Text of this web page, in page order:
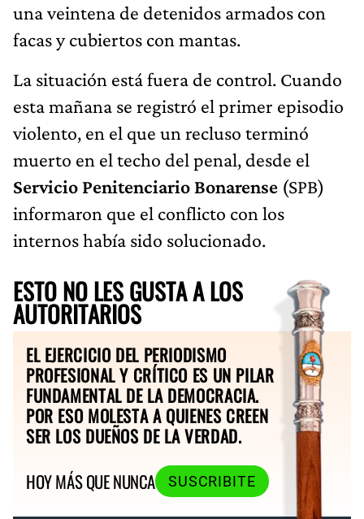
una veintena de detenidos armados con
facas y cubiertos con mantas.
La situación está fuera de control. Cuando
esta mañana se registró el primer episodio
violento, en el que un recluso terminó
muerto en el techo del penal, desde el
Servicio Penitenciario Bonarense (SPB)
informaron que el conflicto con los
internos había sido solucionado.
ESTO NO LES GUSTA A LOS
AUTORITARIOS
EL EJERCICIO DEL PERIODISMO
PROFESIONAL Y CRÍTICO ES UN PILAR
FUNDAMENTAL DE LA DEMOCRACIA.
POR ESO MOLESTA A QUIENES CREEN
SER LOS DUEÑOS DE LA VERDAD.
HOY MÁS QUE NUNCA
SUSCRIBITE